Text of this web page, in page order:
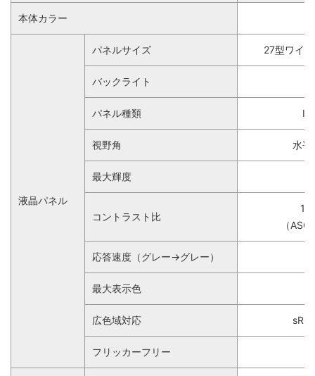
本体カラー
液晶パネル
パネルサイズ 27型ワイ
バックライト
パネル種類
視野角 水平
最大輝度
コントラスト比
（
応答速度（グレー→グレー）
最大表示色
広色域対応
フリッカーフリー